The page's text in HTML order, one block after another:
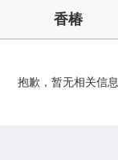
香椿
抱歉，暂无相关信息